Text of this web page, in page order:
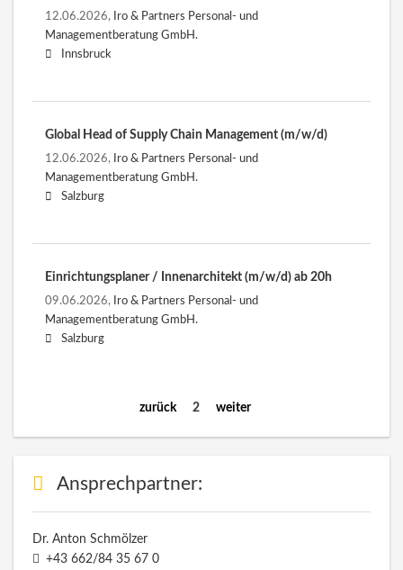
12.06.2026,
Iro & Partners Personal- und
Managementberatung GmbH.
Innsbruck
Global Head of Supply Chain Management (m/w/d)
12.06.2026,
Iro & Partners Personal- und
Managementberatung GmbH.
Salzburg
Einrichtungsplaner / Innenarchitekt (m/w/d) ab 20h
09.06.2026,
Iro & Partners Personal- und
Managementberatung GmbH.
Salzburg
zurück 2 weiter
Ansprechpartner:
Dr. Anton Schmölzer
+43 662/84 35 67 0